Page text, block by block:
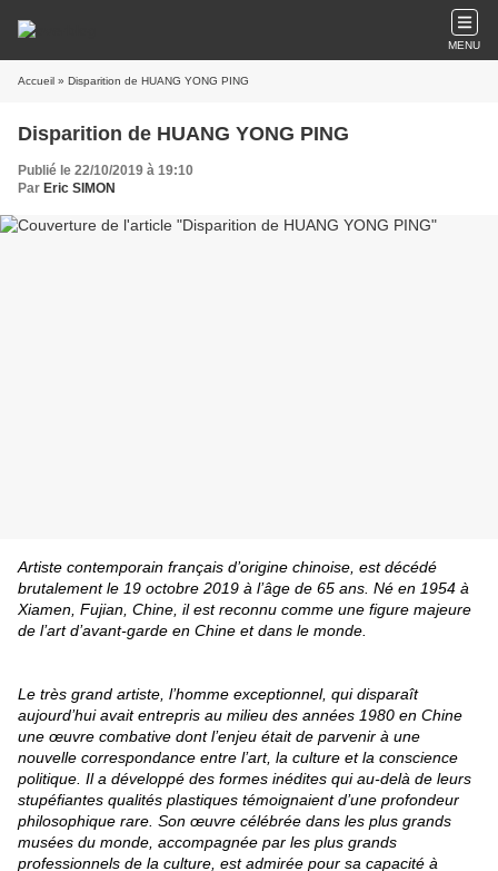
MENU
Accueil » Disparition de HUANG YONG PING
Disparition de HUANG YONG PING
Publié le 22/10/2019 à 19:10
Par Eric SIMON
Artiste contemporain français d’origine chinoise, est décédé
brutalement le 19 octobre 2019 à l’âge de 65 ans. Né en 1954 à
Xiamen, Fujian, Chine, il est reconnu comme une figure majeure
de l’art d’avant-garde en Chine et dans le monde.
Le très grand artiste, l’homme exceptionnel, qui disparaît
aujourd’hui avait entrepris au milieu des années 1980 en Chine
une œuvre combative dont l’enjeu était de parvenir à une
nouvelle correspondance entre l’art, la culture et la conscience
politique. Il a développé des formes inédites qui au-delà de leurs
stupéfiantes qualités plastiques témoignaient d’une profondeur
philosophique rare. Son œuvre célébrée dans les plus grands
musées du monde, accompagnée par les plus grands
professionnels de la culture, est admirée pour sa capacité à